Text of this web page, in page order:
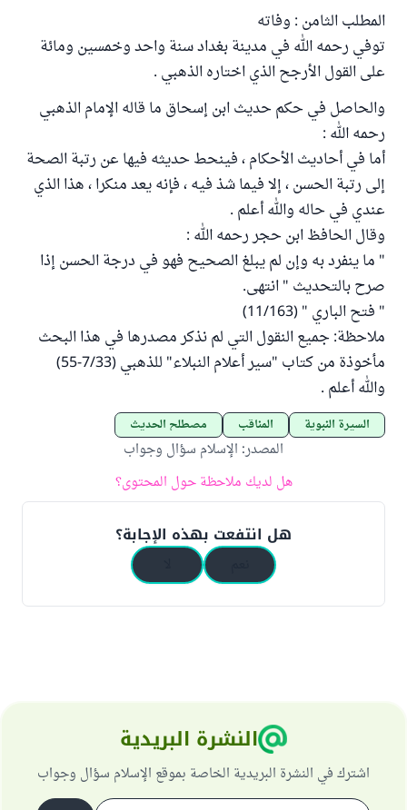
المطلب الثامن : وفاته
توفي رحمه الله في مدينة بغداد سنة واحد وخمسين ومائة
على القول الأرجح الذي اختاره الذهبي .
والحاصل في حكم حديث ابن إسحاق ما قاله الإمام الذهبي
رحمه الله :
أما في أحاديث الأحكام ، فينحط حديثه فيها عن رتبة الصحة
إلى رتبة الحسن ، إلا فيما شذ فيه ، فإنه يعد منكرا ، هذا الذي
عندي في حاله والله أعلم .
وقال الحافظ ابن حجر رحمه الله :
" ما ينفرد به وإن لم يبلغ الصحيح فهو في درجة الحسن إذا
صرح بالتحديث " انتهى.
" فتح الباري " (11/163)
ملاحظة: جميع النقول التي لم نذكر مصدرها في هذا البحث
مأخوذة من كتاب "سير أعلام النبلاء" للذهبي (7/33-55)
والله أعلم .
السيرة النبوية المناقب مصطلح الحديث
المصدر: الإسلام سؤال وجواب
هل لديك ملاحظة حول المحتوى؟
هل انتفعت بهذه الإجابة؟
النشرة البريدية
اشترك في النشرة البريدية الخاصة بموقع الإسلام سؤال وجواب